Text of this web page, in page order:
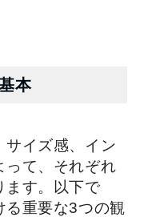
本
サイズ感、イン
って、それぞれ
ます。以下で
る重要な3つの観